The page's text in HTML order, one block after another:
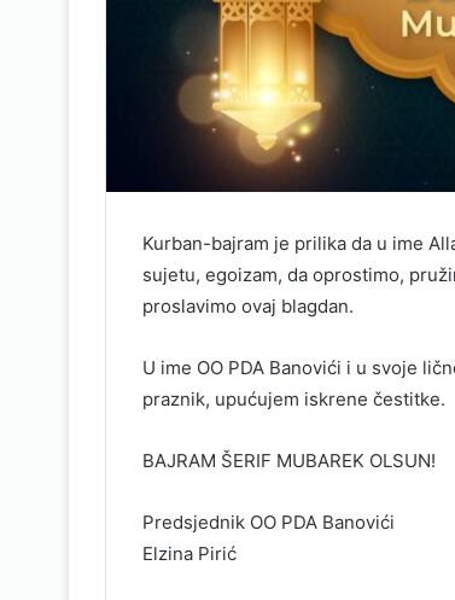
Kurban-bajram je prilika da u ime
sujetu, egoizam, da oprostimo,
proslavimo ovaj blagdan.
U ime OO PDA Banovići i u svoje
praznik, upućujem iskrene čestitke.
BAJRAM ŠERIF MUBAREK OLSUN!
Predsjednik OO PDA Banovići
Elzina Pirić